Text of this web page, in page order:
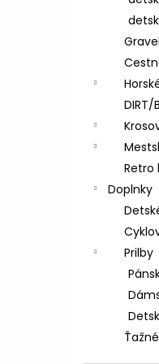
DIRT/
Retro
Doplnky
Prilby
CTM
€2 999